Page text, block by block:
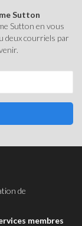
Sutton
Sutton en vous
deux courriels par
de
membres